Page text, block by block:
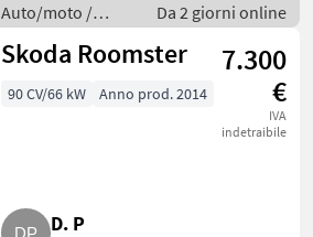
Auto/moto /
Berline
Da 2 giorni online
Skoda Roomster
7.300
€
IVA
indetraibile
90 CV/66 kW Anno prod. 2014
D. P